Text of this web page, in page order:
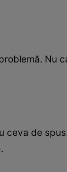
Nu
ceva de